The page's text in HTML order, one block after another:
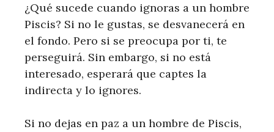
¿Qué sucede cuando ignoras a un hombre
Piscis? Si no le gustas, se desvanecerá en
el fondo. Pero si se preocupa por ti, te
perseguirá. Sin embargo, si no está
interesado, esperará que captes la
indirecta y lo ignores.
Si no dejas en paz a un hombre de Piscis,